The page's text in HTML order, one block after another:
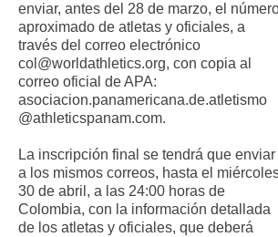
enviar, antes del 28 de marzo, el
aproximado de atletas y oficiales, a
través del correo electrónico
col@worldathletics.org, con copia al
correo oficial de APA:
asociacion.panamericana.de.atletismo
@athleticspanam.com.
La inscripción final se tendrá que enviar
a los mismos correos, hasta el
30 de abril, a las 24:00 horas de
Colombia, con la información detallada
de los atletas y oficiales, que deberá